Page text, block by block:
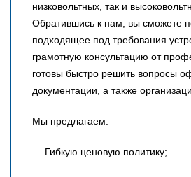
низковольтных, так и
Обратившись к нам, вы сможете
подходящее под требования
грамотную консультацию от
готовы быстро решить вопросы
документации, а также
Мы предлагаем:
— Гибкую ценовую политику;